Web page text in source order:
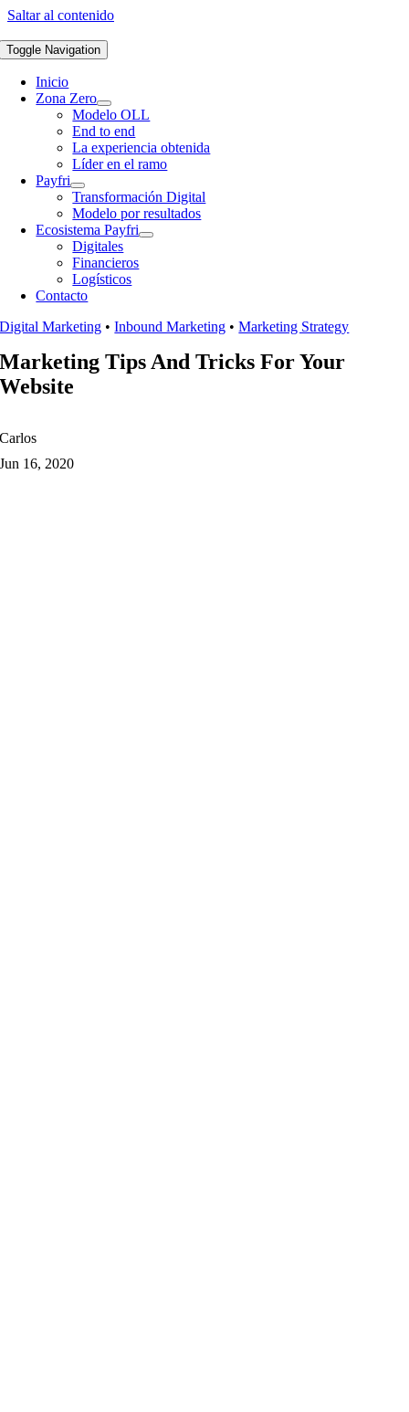
Saltar al contenido
Toggle Navigation
Inicio
Zona Zero
Modelo OLL
End to end
La experiencia obtenida
Líder en el ramo
Payfri
Transformación Digital
Modelo por resultados
Ecosistema Payfri
Digitales
Financieros
Logísticos
Contacto
Digital Marketing •Inbound Marketing •Marketing Strategy
Marketing Tips And Tricks For Your
Website
Carlos
Jun 16, 2020